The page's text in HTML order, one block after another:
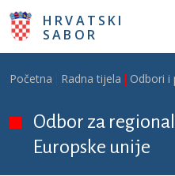
Skoči na glavni sadržaj
HRVATSKI
SABOR
Breadcrumb
Početna Radna tijela Odbori i
Odbor za
Europske unije